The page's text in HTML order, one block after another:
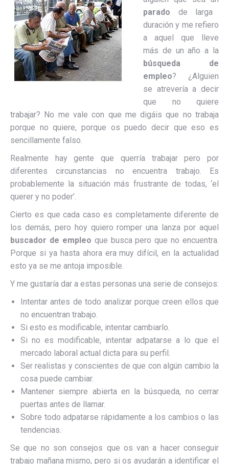
parado de larga
duración y me refiero
a aquel que lleve
más de un año a la
búsqueda de
empleo? ¿Alguien
se atrevería a decir
que no quiere
trabajar? No me vale con que me digáis que no trabaja
porque no quiere, porque os puedo decir que eso es
sencillamente falso.
Realmente hay gente que querría trabajar pero por
diferentes circunstancias no encuentra trabajo. Es
probablemente la situación más frustrante de todas, ‘el
querer y no poder’.
Cierto es que cada caso es completamente diferente de
los demás, pero hoy quiero romper una lanza por aquel
buscador de empleo que busca pero que no encuentra.
Porque si ya hasta ahora era muy difícil, en la actualidad
esto ya se me antoja imposible.
Y me gustaría dar a estas personas una serie de consejos:
Intentar antes de todo analizar porque creen ellos que
no encuentran trabajo.
Si esto es modificable, intentar cambiarlo.
Si no es modificable, intentar adpatarse a lo que el
mercado laboral actual dicta para su perfil.
Ser realistas y conscientes de que con algún cambio la
cosa puede cambiar.
Mantener siempre abierta en la búsqueda, no cerrar
puertas antes de llamar.
Sobre todo adpatarse rápidamente a los cambios o las
tendencias.
Se que no son consejos que os van a hacer conseguir
trabajo mañana mismo, pero si os ayudarán a identificar el